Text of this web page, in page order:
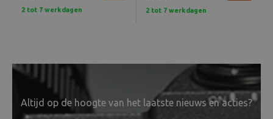
2 tot 7 werkdagen 2 tot 7 werkdagen
Altijd op de hoogte van het laatste nieuws en acties?